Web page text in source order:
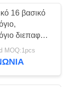
16 βασικό
διεπαφών
4*4
MOQ:1pcs